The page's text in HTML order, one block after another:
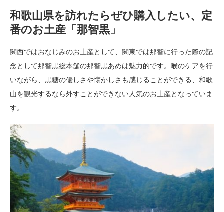
和歌山県を訪れたらぜひ購入したい、定
番のお土産「那智黒」
関西ではおなじみのお土産として、関東では那智に行った際の記
念として那智黒総本舗の那智黒あめは魅力的です。喉のケアを行
いながら、黒糖の優しさや懐かしさも感じることができる、和歌
山を観光するなら外すことができない人気のお土産となっていま
す。